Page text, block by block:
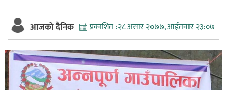
आजको दैनिक प्रकाशित :२८ असार २०७७, आईतवार २३:०७